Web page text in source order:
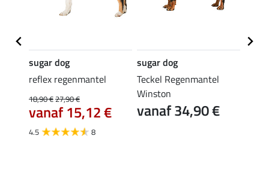
sugar dog
reflex regenmantel
18,90 €27,90 €
vanaf 15,12 €
4.5 8
sugar dog
Teckel Regenmantel
Winston
vanaf 34,90 €